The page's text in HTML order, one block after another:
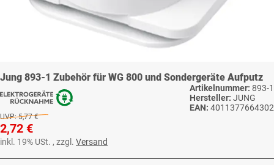
Jung 893-1 Zubehör für WG 800 und Sondergeräte Aufputz
Artikelnummer: 893-1
Hersteller: JUNG
EAN: 4011377664302
UVP: 5,77 €
2,72 €
inkl. 19% USt. , zzgl. Versand